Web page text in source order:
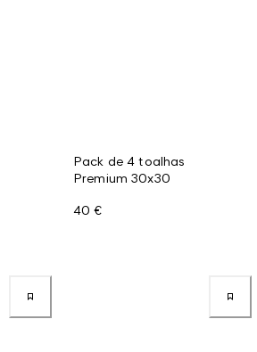
Pack de 4 toalhas
Premium 30x30
40 €